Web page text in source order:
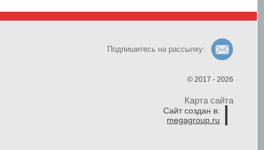
Подпишитесь на рассылку:
© 2017 - 2026
Карта сайта
Сайт создан в:
megagroup.ru